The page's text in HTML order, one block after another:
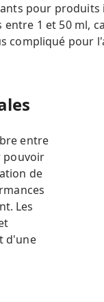
pour
1 et 50 ml,
compliqué pour
entre
pouvoir
de
Les
d'une